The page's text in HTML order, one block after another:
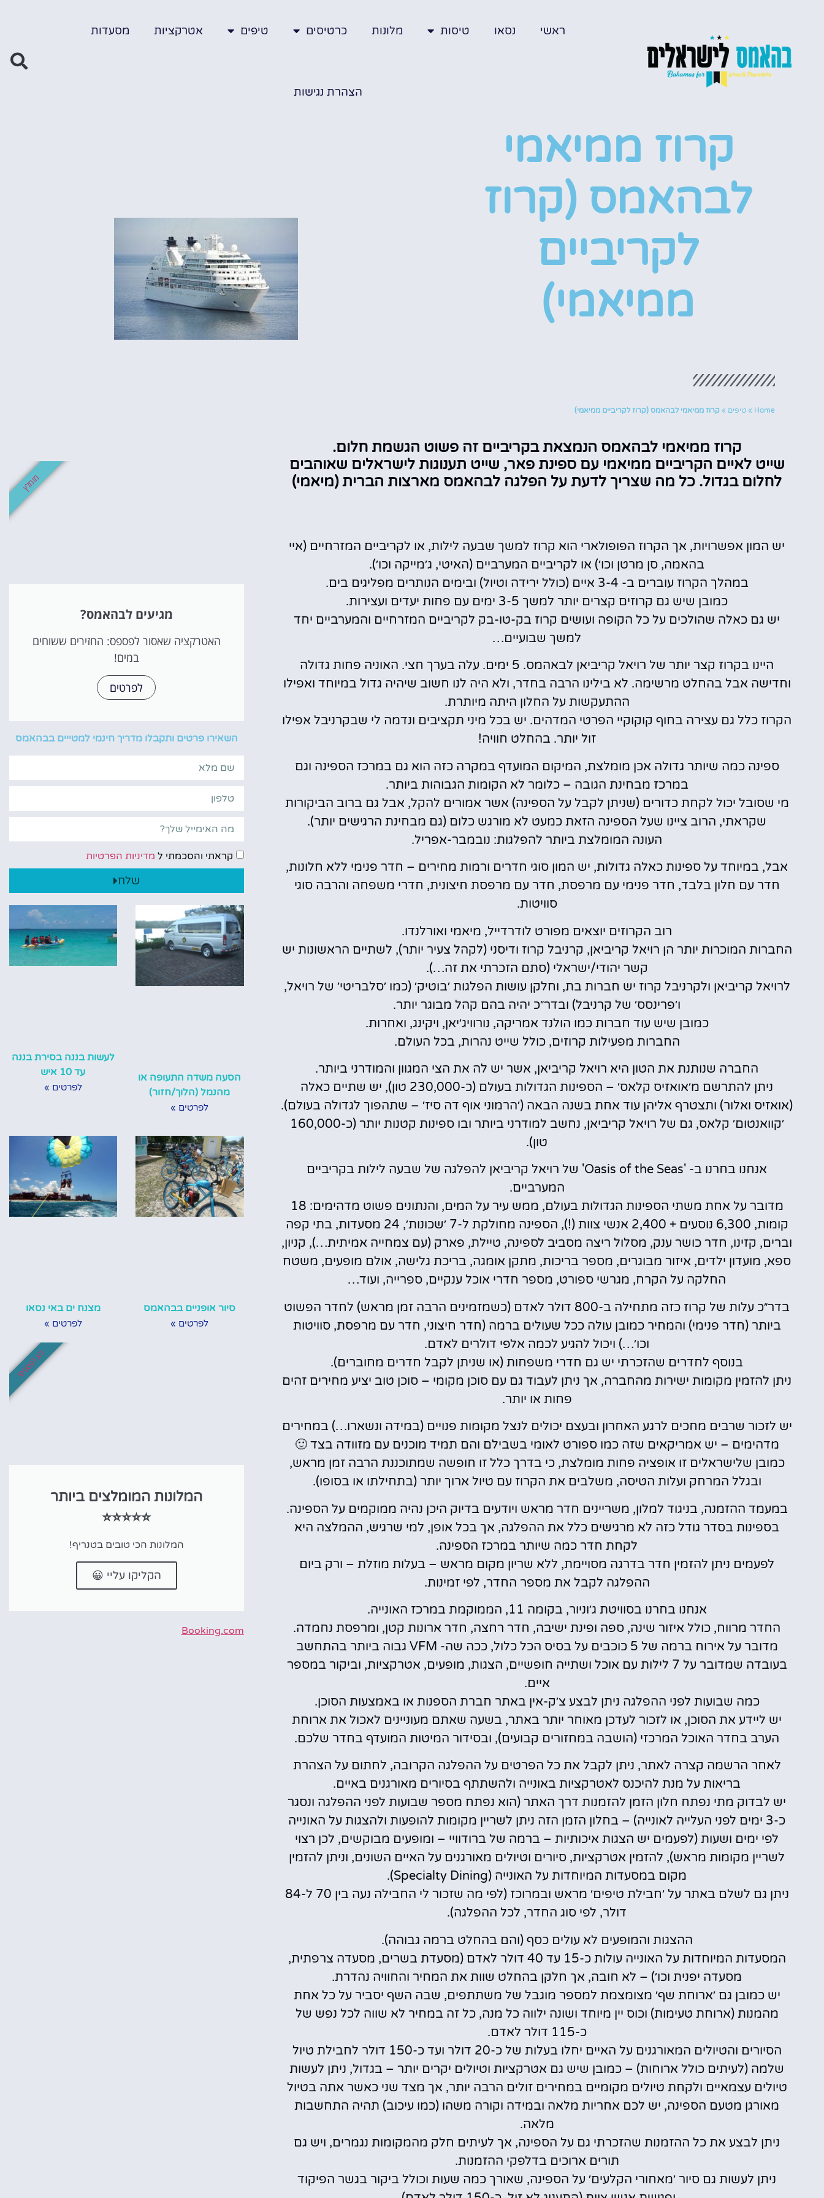
ראשי נסאו טיסות מלונות כרטיסים טיפים אטרקציות מסעדות
הצהרת נגישות
קרוז ממיאמי
לבהאמס (קרוז
לקריביים
ממיאמי)
Home
» טיפים » קרוז ממיאמי לבהאמס (קרוז לקריביים ממיאמי)
קרוז ממיאמי לבהאמס הנמצאת בקריביים זה פשוט הגשמת חלום.
שייט לאיים הקריביים ממיאמי עם ספינת פאר, שייט תענוגות לישראלים שאוהבים
לחלום בגדול. כל מה שצריך לדעת על הפלגה לבהאמס מארצות הברית (מיאמי)
יש המון אפשרויות, אך הקרוז הפופולארי הוא קרוז למשך שבעה לילות, או לקריביים המזרחיים (איי
בהאמה, סן מרטן וכו׳) או לקריביים המערביים (האיטי, ג׳מייקה וכו׳).
במהלך הקרוז עוברים ב- 3-4 איים (כולל ירידה וטיול) ובימים הנותרים מפליגים בים.
כמובן שיש גם קרוזים קצרים יותר למשך 3-5 ימים עם פחות יעדים ועצירות.
יש גם כאלה שהולכים על כל הקופה ועושים קרוז בק-טו-בק לקריביים המזרחיים והמערביים יחד
למשך שבועיים…
היינו בקרוז קצר יותר של רויאל קריביאן לבאהמס. 5 ימים. עלה בערך חצי. האוניה פחות גדולה
וחדישה אבל בהחלט מרשימה. לא בילינו הרבה בחדר, ולא היה לנו חשוב שיהיה גדול במיוחד ואפילו
ההתעקשות על החלון היתה מיותרת.
הקרוז כלל גם עצירה בחוף קוקוקיי הפרטי המדהים. יש בכל מיני תקציבים ונדמה לי שבקרניבל אפילו
זול יותר. בהחלט חוויה!
ספינה כמה שיותר גדולה אכן מומלצת, המיקום המועדף במקרה כזה הוא גם במרכז הספינה וגם
במרכז מבחינת הגובה – כלומר לא הקומות הגבוהות ביותר.
מי שסובל יכול לקחת כדורים (שניתן לקבל על הספינה) אשר אמורים להקל, אבל גם ברוב הביקורות
שקראתי, הרוב ציינו שעל הספינה הזאת כמעט לא מורגש כלום (גם מבחינת הרגישים יותר).
העונה המומלצת ביותר להפלגות: נובמבר-אפריל.
אבל, במיוחד על ספינות כאלה גדולות, יש המון סוגי חדרים ורמות מחירים – חדר פנימי ללא חלונות,
חדר עם חלון בלבד, חדר פנימי עם מרפסת, חדר עם מרפסת חיצונית, חדרי משפחה והרבה סוגי
סוויטות.
רוב הקרוזים יוצאים מפורט לודרדייל, מיאמי ואורלנדו.
החברות המוכרות יותר הן רויאל קריביאן, קרניבל קרוז ודיסני (לקהל צעיר יותר), לשתיים הראשונות יש
קשר יהודי/ישראלי (סתם הזכרתי את זה…).
לרויאל קריביאן ולקרניבל קרוז יש חברות בת, וחלקן עושות הפלגות ׳בוטיק׳ (כמו ׳סלבריטי׳ של רויאל,
ו׳פרינסס׳ של קרניבל) ובדר״כ יהיה בהם קהל מבוגר יותר.
כמובן שיש עוד חברות כמו הולנד אמריקה, נורוויג׳יאן, ויקינג, ואחרות.
החברות מפעילות קרוזים, כולל שייט נהרות, בכל העולם.
החברה שנותנת את הטון היא רויאל קריביאן, אשר יש לה את הצי המגוון והמודרני ביותר.
ניתן להתרשם מ׳אואזיס קלאס׳ – הספינות הגדולות בעולם (כ-230,000 טון), יש שתיים כאלה
(אואזיס ואלור) ותצטרף אליהן עוד אחת בשנה הבאה (׳הרמוני אוף דה סיז׳ – שתהפוך לגדולה בעולם).
׳קוואנטום׳ קלאס, גם של רויאל קריביאן, נחשב למודרני ביותר ובו ספינות קטנות יותר (כ-160,000
טון).
אנחנו בחרנו ב- 'Oasis of the Seas' של רויאל קריביאן להפלגה של שבעה לילות בקריביים
המערביים.
מדובר על אחת משתי הספינות הגדולות בעולם, ממש עיר על המים, והנתונים פשוט מדהימים: 18
קומות, 6,300 נוסעים + 2,400 אנשי צוות (!), הספינה מחולקת ל-7 ׳שכונות׳, 24 מסעדות, בתי קפה
וברים, קזינו, חדר כושר ענק, מסלול ריצה מסביב לספינה, טיילת, פארק (עם צמחייה אמיתית…), קניון,
ספא, מועדון ילדים, איזור מבוגרים, מספר בריכות, מתקן אומגה, בריכת גלישה, אולם מופעים, משטח
החלקה על הקרח, מגרשי ספורט, מספר חדרי אוכל ענקיים, ספרייה, ועוד…
בדר״כ עלות של קרוז כזה מתחילה ב-800 דולר לאדם (כשמזמינים הרבה זמן מראש) לחדר הפשוט
ביותר (חדר פנימי) והמחיר כמובן עולה ככל שעולים ברמה (חדר חיצוני, חדר עם מרפסת, סוויטות
וכו׳…) ויכול להגיע לכמה אלפי דולרים לאדם.
בנוסף לחדרים שהזכרתי יש גם חדרי משפחות (או שניתן לקבל חדרים מחוברים).
ניתן להזמין מקומות ישירות מהחברה, אך ניתן לעבוד גם עם סוכן מקומי – סוכן טוב יציע מחירים זהים
פחות או יותר.
יש לזכור שרבים מחכים לרגע האחרון ובעצם יכולים לנצל מקומות פנויים (במידה ונשארו…) במחירים
מדהימים – יש אמריקאים שזה כמו ספורט לאומי בשבילם והם תמיד מוכנים עם מזוודה בצד🙂
כמובן שלישראלים זו אופציה פחות מומלצת, כי בדרך כלל זו חופשה שמתוכננת הרבה זמן מראש,
ובגלל המרחק ועלות הטיסה, משלבים את הקרוז עם טיול ארוך יותר (בתחילתו או בסופו).
במעמד ההזמנה, בניגוד למלון, משריינים חדר מראש ויודעים בדיוק היכן נהיה ממוקמים על הספינה.
בספינות בסדר גודל כזה לא מרגישים כלל את ההפלגה, אך בכל אופן, למי שרגיש, ההמלצה היא
לקחת חדר כמה שיותר במרכז הספינה.
לפעמים ניתן להזמין חדר בדרגה מסויימת, ללא שריון מקום מראש – בעלות מוזלת – ורק ביום
ההפלגה לקבל את מספר החדר, לפי זמינות.
אנחנו בחרנו בסוויטת ג׳וניור, בקומה 11, הממוקמת במרכז האונייה.
החדר מרווח, כולל איזור שינה, ספה ופינת ישיבה, חדר רחצה, חדר ארונות קטן, ומרפסת נחמדה.
מדובר על אירוח ברמה של 5 כוכבים על בסיס הכל כלול, ככה שה- VFM גבוה ביותר בהתחשב
בעובדה שמדובר על 7 לילות עם אוכל ושתייה חופשיים, הצגות, מופעים, אטרקציות, וביקור במספר
איים.
כמה שבועות לפני ההפלגה ניתן לבצע צ׳ק-אין באתר חברת הספנות או באמצעות הסוכן.
יש ליידע את הסוכן, או לזכור לעדכן מאוחר יותר באתר, בשעה שאתם מעוניינים לאכול את ארוחת
הערב בחדר האוכל המרכזי (הושבה במחזורים קבועים), ובסידור המיטות המועדף בחדר שלכם.
לאחר הרשמה קצרה לאתר, ניתן לקבל את כל הפרטים על ההפלגה הקרובה, לחתום על הצהרת
בריאות על מנת להיכנס לאטרקציות באונייה ולהשתתף בסיורים מאורגנים באיים.
יש לבדוק מתי נפתח חלון הזמן להזמנות דרך האתר (הוא נפתח מספר שבועות לפני ההפלגה ונסגר
כ-3 ימים לפני העלייה לאונייה) – בחלון הזמן הזה ניתן לשריין מקומות להופעות ולהצגות על האונייה
לפי ימים ושעות (לפעמים יש הצגות איכותיות – ברמה של ברודוויי – ומופעים מבוקשים, לכן רצוי
לשריין מקומות מראש), להזמין אטרקציות, סיורים וטיולים מאורגנים על האיים השונים, וניתן להזמין
מקום במסעדות המיוחדות על האונייה (Specialty Dining).
ניתן גם לשלם באתר על ׳חבילת טיפים׳ מראש ובמרוכז (לפי מה שזכור לי החבילה נעה בין 70 ל-84
דולר, לפי סוג החדר, לכל ההפלגה).
ההצגות והמופעים לא עולים כסף (והם בהחלט ברמה גבוהה).
המסעדות המיוחדות על האונייה עולות כ-15 עד 40 דולר לאדם (מסעדת בשרים, מסעדה צרפתית,
מסעדה יפנית וכו׳) – לא חובה, אך חלקן בהחלט שוות את המחיר והחוויה נהדרת.
יש כמובן גם ׳ארוחת שף׳ מצומצמת למספר מוגבל של משתתפים, שבה השף יסביר על כל אחת
מהמנות (ארוחת טעימות) וכוס יין מיוחד ושונה ילווה כל מנה, כל זה במחיר לא שווה לכל נפש של
כ-115 דולר לאדם.
הסיורים והטיולים המאורגנים על האיים יחלו בעלות של כ-20 דולר ועד כ-150 דולר לחבילת טיול
שלמה (לעיתים כולל ארוחות) – כמובן שיש גם אטרקציות וטיולים יקרים יותר – בגדול, ניתן לעשות
טיולים עצמאיים ולקחת טיולים מקומיים במחירים זולים הרבה יותר, אך מצד שני כאשר אתה בטיול
מאורגן מטעם הספינה, יש לכם אחריות מלאה ובמידה וקורה משהו (כמו עיכוב) תהיה התחשבות
מלאה.
ניתן לבצע את כל ההזמנות שהזכרתי גם על הספינה, אך לעיתים חלק מהמקומות נגמרים, ויש גם
תורים ארוכים בדלפקי ההזמנות.
ניתן לעשות גם סיור ׳מאחורי הקלעים׳ על הספינה, שאורך כמה שעות וכולל ביקור בגשר הפיקוד
מגיעים לבהאמס?
האטרקציה שאסור לפספס: החזירים ששוחים
במים!
לפרטים
מומלץ
השאירו פרטים ותקבלו מדריך חינמי למטייים בבהאמס
קראתי והסכמתי ל מדיניות הפרטיות
שלח
הסעה משדה התעופה או
מהנמל (הלוך/חזור)
לפרטים »
לעשות בננה בסירת בננה
עד 10 איש
לפרטים »
סיור אופניים בבהאמס
לפרטים »
מצנח ים באי נסאו
לפרטים »
המלונות המומלצים ביותר
⭐⭐⭐⭐⭐
המלונות הכי טובים בטנריף!
הקליקו עליי 😀
לא לפספס!
Booking.com